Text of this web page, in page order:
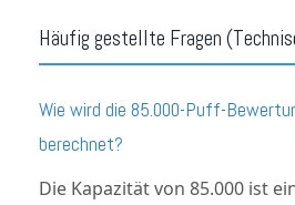
Häufig gestellte Fragen
Wie wird die 85.000-Puff-
berechnet?
Die Kapazität von 85.000 ist